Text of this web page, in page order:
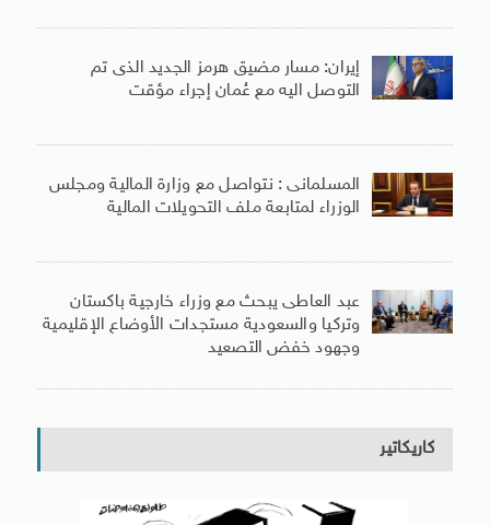
إيران: مسار مضيق هرمز الجديد الذى تم
التوصل اليه مع عُمان إجراء مؤقت
المسلمانى : نتواصل مع وزارة المالية ومجلس
الوزراء لمتابعة ملف التحويلات المالية
عبد العاطى يبحث مع وزراء خارجية باكستان
وتركيا والسعودية مستجدات الأوضاع الإقليمية
وجهود خفض التصعيد
كاريكاتير